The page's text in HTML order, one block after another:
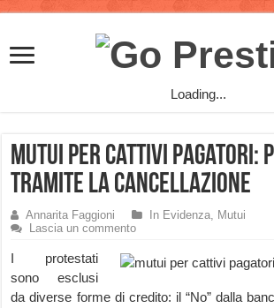
Loading...
Mutui per Cattivi Pagatori:
tramite la cancellazione
Annarita Faggioni In Evidenza, Mutui
Lascia un commento
I protestati
sono esclusi
da diverse forme di credito: il “No” dalla